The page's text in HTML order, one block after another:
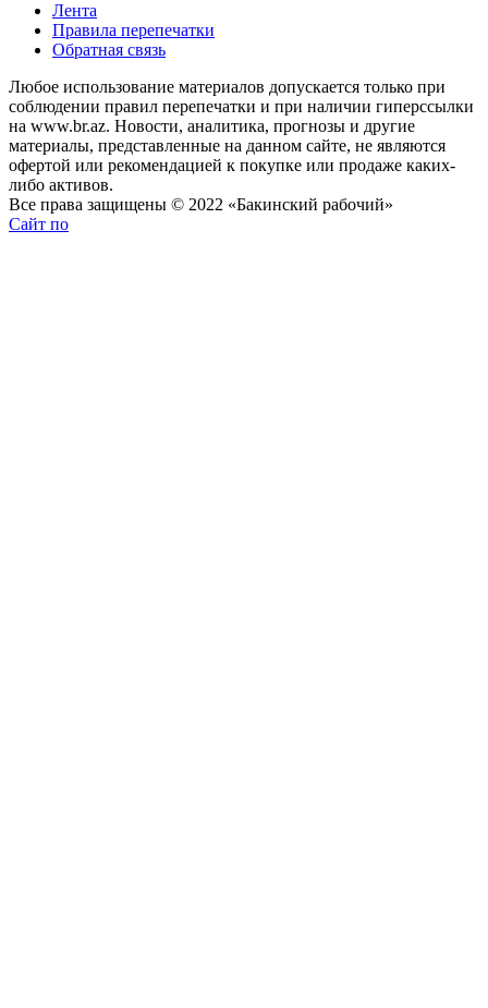
Лента
Правила перепечатки
Обратная связь
Любое использование материалов допускается только при
соблюдении правил перепечатки и при наличии гиперссылки
на www.br.az. Новости, аналитика, прогнозы и другие
материалы, представленные на данном сайте, не являются
офертой или рекомендацией к покупке или продаже каких-
либо активов.
Все права защищены © 2022 «Бакинский рабочий»
Сайт по